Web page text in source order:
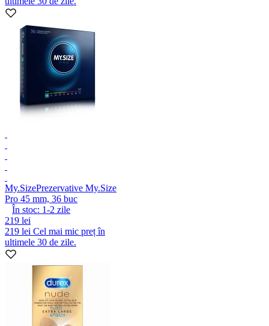
My.SizePrezervative My.Size
Pro 45 mm, 36 buc
În stoc: 1-2 zile
219 lei
219 lei Cel mai mic preț în
ultimele 30 de zile.